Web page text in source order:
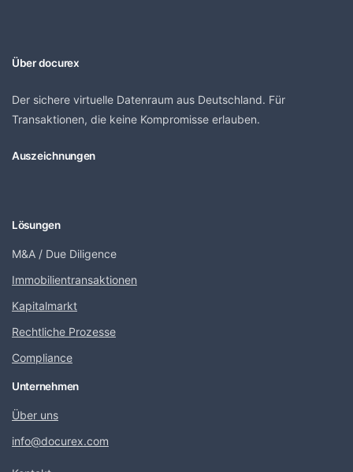
Über docurex
Der sichere virtuelle Datenraum aus Deutschland. Für
Transaktionen, die keine Kompromisse erlauben.
Auszeichnungen
Lösungen
M&A / Due Diligence
Immobilientransaktionen
Kapitalmarkt
Rechtliche Prozesse
Compliance
Unternehmen
Über uns
info@docurex.com